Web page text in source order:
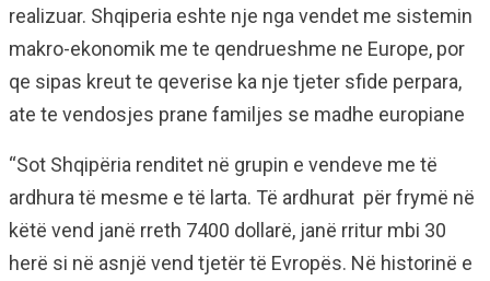
realizuar. Shqiperia eshte nje nga vendet me sistemin
makro-ekonomik me te qendrueshme ne Europe, por
qe sipas kreut te qeverise ka nje tjeter sfide perpara,
ate te vendosjes prane familjes se madhe europiane
“Sot Shqipëria renditet në grupin e vendeve me të
ardhura të mesme e të larta. Të ardhurat për frymë në
këtë vend janë rreth 7400 dollarë, janë rritur mbi 30
herë si në asnjë vend tjetër të Evropës. Në historinë e